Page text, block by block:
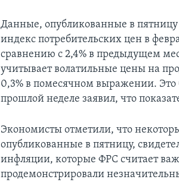
Данные, опубликованные в
индекс потребительских цен в
сравнению с 2,4% в предыдущем
учитывает волатильные цены на
0,3% в помесячном выражении.
прошлой неделе заявил, что
Экономисты отметили, что
опубликованные в пятницу,
инфляции, которые ФРС считает
продемонстрировали